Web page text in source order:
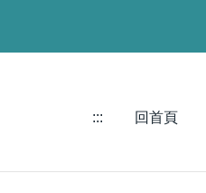
::: 回首頁